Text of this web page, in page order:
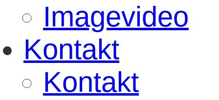
Imagevideo
Kontakt
Kontakt